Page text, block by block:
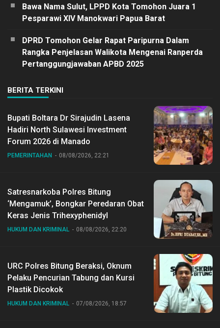
Bawa Nama Sulut, LPPD Kota Tomohon Juara 1
Pesparawi XIV Manokwari Papua Barat
DPRD Tomohon Gelar Rapat Paripurna Dalam
Rangka Penjelasan Walikota Mengenai Ranperda
Pertanggungjawaban APBD 2025
BERITA TERKINI
Bupati Boltara Dr Sirajudin Lasena
Hadiri North Sulawesi Investment
Forum 2026 di Manado
PEMERINTAHAN 08/08/2026, 22:21
Satresnarkoba Polres Bitung
‘Mengamuk’, Bongkar Peredaran Obat
Keras Jenis Trihexyphenidyl
HUKUM DAN KRIMINAL 08/08/2026, 22:20
URC Polres Bitung Beraksi, Oknum
Pelaku Pencurian Tabung dan Kursi
Plastik Dicokok
HUKUM DAN KRIMINAL 07/08/2026, 18:57